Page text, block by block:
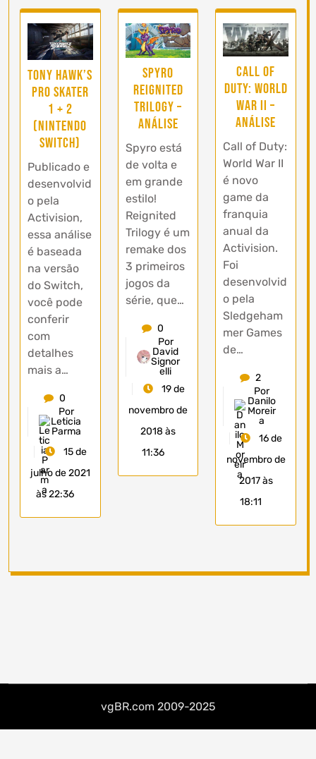
Tony Hawk’s
Pro Skater
1 + 2
(Nintendo
Switch)
Publicado e
desenvolvid
o pela
Activision,
essa análise
é baseada
na versão
do Switch,
você pode
conferir
com
detalhes
mais a…
0
Por
Leticia
Parma
15 de
julho de 2021
às 22:36
Spyro
Reignited
Trilogy –
Análise
Spyro está
de volta e
em grande
estilo!
Reignited
Trilogy é um
remake dos
3 primeiros
jogos da
série, que…
0
Por
David
Signor
elli
19 de
novembro de
2018 às
11:36
Call of
Duty: World
War II –
Análise
Call of Duty:
World War II
é novo
game da
franquia
anual da
Activision.
Foi
desenvolvid
o pela
Sledgeham
mer Games
de…
2
Por
Danilo
Moreir
a
16 de
novembro de
2017 às
18:11
vgBR.com 2009-2025